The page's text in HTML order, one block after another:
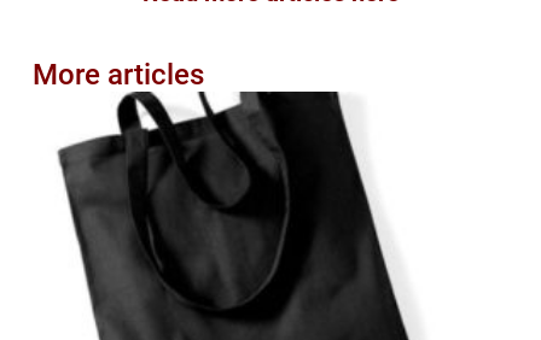
More articles